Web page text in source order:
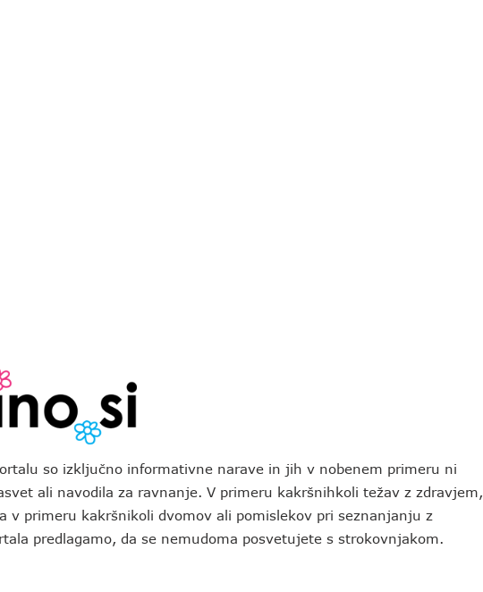
so izključno informativne narave in jih v nobenem primeru ni
ali navodila za ravnanje. V primeru kakršnihkoli težav z zdravjem,
v primeru kakršnikoli dvomov ali pomislekov pri seznanjanju z
predlagamo, da se nemudoma posvetujete s strokovnjakom.